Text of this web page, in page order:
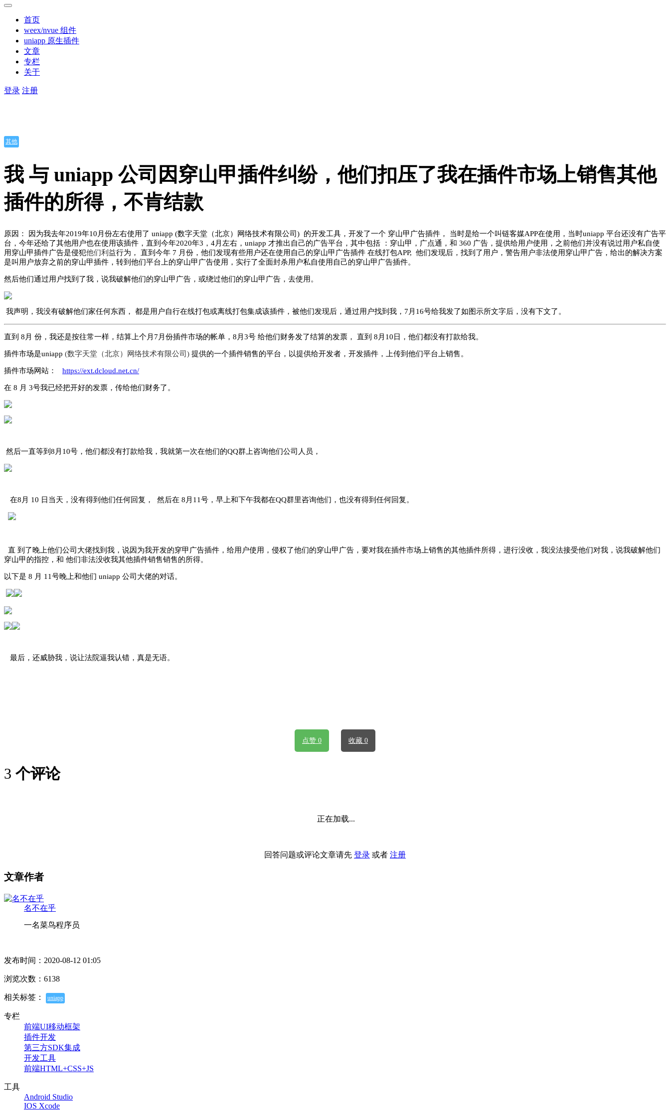
首页
weex/nvue 组件
uniapp 原生插件
文章
专栏
关于
登录 注册
其他
我 与 uniapp 公司因穿山甲插件纠纷，他们扣压了我在插件市场上销售其他
插件的所得，不肯结款
原因： 因为我去年2019年10月份左右使用了 uniapp (数字天堂（北京）网络技术有限公司) 的开发工具， 开发了一个 穿山甲广告插件， 当时是给一个叫链客媒APP在使用，当时uniapp 平台还没有广告平
台，今年还给了其他用户也在使用该插件，直到今年2020年3，4月左右，uniapp 才推出自己的广告平台，其中包括 ：穿山甲，广点通，和 360 广告，提供给用户使用，之前他们并没有说过用户私自使
用穿山甲插件广告是侵犯他们利益行为， 直到今年 7 月份，他们发现有些用户还在使用自己的穿山甲广告插件 在线打包APP, 他们发现后，找到了用户，警告用户非法使用穿山甲广告，给出的解决方案
是叫用户放弃之前的穿山甲插件，转到他们平台上的穿山甲广告使用，实行了全面封杀用户私自使用自己的穿山甲广告插件。
然后他们通过用户找到了我，说我破解他们的穿山甲广告，或绕过他们的穿山甲广告，去使用。
我声明，我没有破解他们家任何东西， 都是用户自行在线打包或离线打包集成该插件，被他们发现后，通过用户找到我，7月16号给我发了如图示所文字后，没有下文了。
直到 8月 份，我还是按往常一样，结算上个月7月份插件市场的帐单，8月3号 给他们财务发了结算的发票， 直到 8月10日，他们都没有打款给我。
插件市场是uniapp (数字天堂（北京）网络技术有限公司) 提供的一个插件销售的平台，以提供给开发者，开发插件，上传到他们平台上销售。
插件市场网站： https://ext.dcloud.net.cn/
在 8 月 3号我已经把开好的发票，传给他们财务了。
然后一直等到8月10号，他们都没有打款给我，我就第一次在他们的QQ群上咨询他们公司人员，
在8月 10 日当天，没有得到他们任何回复， 然后在 8月11号，早上和下午我都在QQ群里咨询他们，也没有得到任何回复。
直 到了晚上他们公司大佬找到我，说因为我开发的穿甲广告插件，给用户使用，侵权了他们的穿山甲广告，要对我在插件市场上销售的其他插件所得，进行没收，我没法接受他们对我，说我破解他们
穿山甲的指控，和 他们非法没收我其他插件销售销售的所得。
以下是 8 月 11号晚上和他们 uniapp 公司大佬的对话。
最后，还威胁我，说让法院逼我认错，真是无语。
点赞 0 收藏 0
3 个评论
正在加载...
回答问题或评论文章请先 登录 或者 注册
文章作者
名不在乎
一名菜鸟程序员
发布时间：2020-08-12 01:05
浏览次数：6138
相关标签： uniapp
专栏
前端UI移动框架
插件开发
第三方SDK集成
开发工具
前端HTML+CSS+JS
工具
Android Studio
IOS Xcode